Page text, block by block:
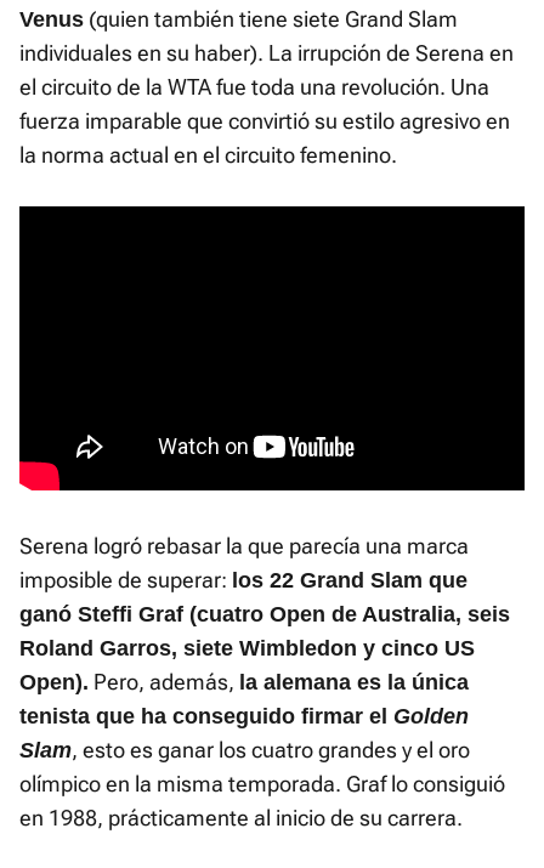
Venus (quien también tiene siete Grand Slam
individuales en su haber). La irrupción de Serena en
el circuito de la WTA fue toda una revolución. Una
fuerza imparable que convirtió su estilo agresivo en
la norma actual en el circuito femenino.
Serena logró rebasar la que parecía una marca
imposible de superar: los 22 Grand Slam que
ganó Steffi Graf (cuatro Open de Australia, seis
Roland Garros, siete Wimbledon y cinco US
Open). Pero, además, la alemana es la única
tenista que ha conseguido firmar el Golden
Slam, esto es ganar los cuatro grandes y el oro
olímpico en la misma temporada. Graf lo consiguió
en 1988, prácticamente al inicio de su carrera.